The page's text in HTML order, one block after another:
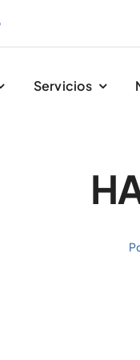
Servicios